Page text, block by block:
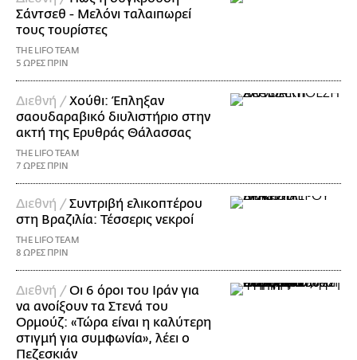
Σάντσεθ - Μελόνι ταλαιπωρεί
τους τουρίστες
THE LIFO TEAM
5 ΩΡΕΣ ΠΡΙΝ
Διεθνή /Χούθι: Έπληξαν
σαουδαραβικό διυλιστήριο στην
ακτή της Ερυθράς Θάλασσας
THE LIFO TEAM
7 ΩΡΕΣ ΠΡΙΝ
Διεθνή /Συντριβή ελικοπτέρου
στη Βραζιλία: Τέσσερις νεκροί
THE LIFO TEAM
8 ΩΡΕΣ ΠΡΙΝ
Διεθνή /Οι 6 όροι του Ιράν για
να ανοίξουν τα Στενά του
Ορμούζ: «Τώρα είναι η καλύτερη
στιγμή για συμφωνία», λέει ο
Πεζεσκιάν